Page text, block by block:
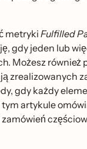
metryki Fulfilled
gdy jeden lub
Możesz również
zrealizowanych
gdy każdy
tym artykule